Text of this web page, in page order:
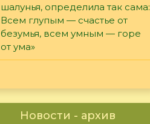
шалунья, определила так сама:
Всем глупым — счастье от
безумья, всем умным — горе
от ума»
Новости - архив